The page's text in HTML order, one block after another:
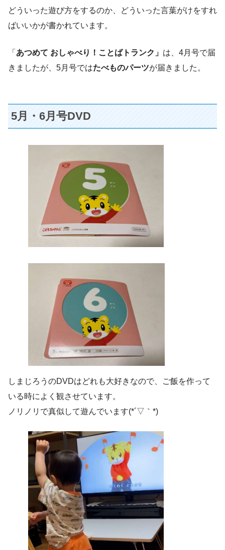
どういった遊び方をするのか、どういった言葉がけをすれ
ばいいかが書かれています。
「 あつめて おしゃべり！ことばトランク」 は、4月号で届
きましたが、5月号ではたべものパーツが届きました。
5月・6月号DVD
しまじろうのDVDはどれも大好きなので、ご飯を作って
いる時によく観させています。
ノリノリで真似して遊んでいます(*´▽｀*)